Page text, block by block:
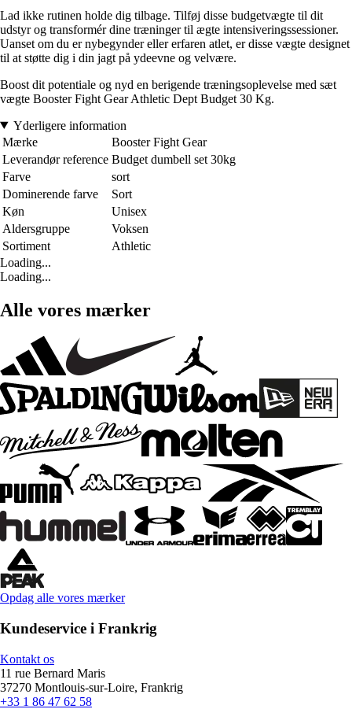
Lad ikke rutinen holde dig tilbage. Tilføj disse budgetvægte til dit
udstyr og transformér dine træninger til ægte intensiveringssessioner.
Uanset om du er nybegynder eller erfaren atlet, er disse vægte designet
til at støtte dig i din jagt på ydeevne og velvære.
Boost dit potentiale og nyd en berigende træningsoplevelse med sæt
vægte Booster Fight Gear Athletic Dept Budget 30 Kg.
Yderligere information
Mærke
Booster Fight Gear
Leverandør reference Budget dumbell set 30kg
Farve
sort
Dominerende farve
Sort
Køn
Unisex
Aldersgruppe
Voksen
Sortiment
Athletic
Loading...
Loading...
Alle vores mærker
Opdag alle vores mærker
Kundeservice i Frankrig
Kontakt os
11 rue Bernard Maris
37270 Montlouis-sur-Loire, Frankrig
+33 1 86 47 62 58